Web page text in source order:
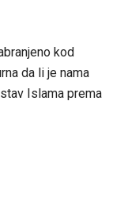
kod
da li je nama
Islama prema